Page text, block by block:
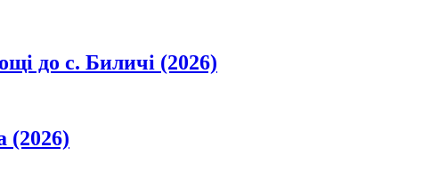
до с. Биличі (2026)
(2026)